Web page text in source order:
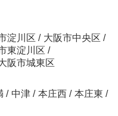
淀川区 / 大阪市中央区 /
東淀川区 /
阪市城東区
/ 中津 / 本庄西 / 本庄東 /